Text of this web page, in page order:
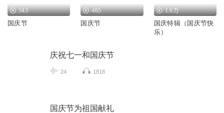
543
国庆节
465
国庆节
1.6万
国庆特辑（国庆节快
乐）
庆祝七一和国庆节
24 1818
国庆节为祖国献礼